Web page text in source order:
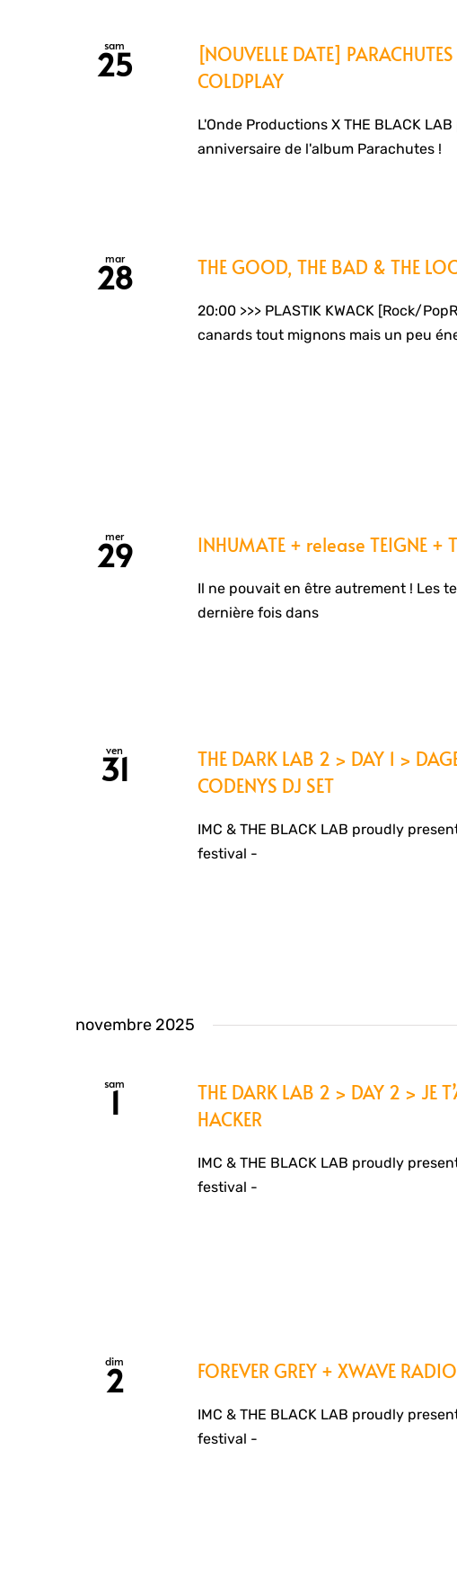
sam
25
[NOUVELLE DATE]
COLDPLAY
L'Onde Productions X THE BLACK
anniversaire de l'album Parachutes !
mar
28 THE GOOD, THE BAD & THE
20:00 >>> PLASTIK KWACK [Rock/
canards tout mignons mais un peu
mer
29 INHUMATE + release TEIGNE +
Il ne pouvait en être autrement ! Les
dernière fois dans
ven
31
THE DARK LAB 2 > DAY 1 >
CODENYS DJ SET
IMC & THE BLACK LAB proudly
festival -
novembre 2025
sam
1
THE DARK LAB 2 > DAY 2 > JE
HACKER
IMC & THE BLACK LAB proudly
festival -
dim
2 FOREVER GREY + XWAVE
IMC & THE BLACK LAB proudly
festival -